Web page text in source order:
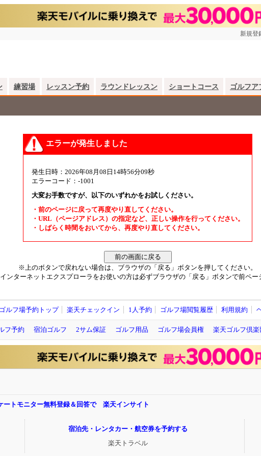
新規登
練習場 レッスン予約 ラウンドレッスン ショートコース ゴルフア
エラーが発生しました
発生日時：2026年08月08日14時56分09秒
エラーコード：-1001
大変お手数ですが、以下のいずれかをお試しください。
・前のページに戻って再度やり直してください。
・URL（ページアドレス）の指定など、正しい操作を行ってください。
・しばらく時間をおいてから、再度やり直してください。
※上のボタンで戻れない場合は、ブラウザの「戻る」ボタンを押してください。
ンターネットエクスプローラをお使いの方は必ずブラウザの「戻る」ボタンで前ペー
ゴルフ場予約トップ 楽天チェックイン 1人予約 ゴルフ場閲覧履歴 利用規約
フ予約 宿泊ゴルフ 2サム保証 ゴルフ用品 ゴルフ場会員権 楽天ゴルフ倶楽
ートモニター無料登録＆回答で 楽天インサイト
宿泊先・レンタカー・航空券を予約する
楽天トラベル